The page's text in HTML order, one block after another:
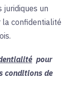
juridiques un
la confidentialité
pour
conditions de